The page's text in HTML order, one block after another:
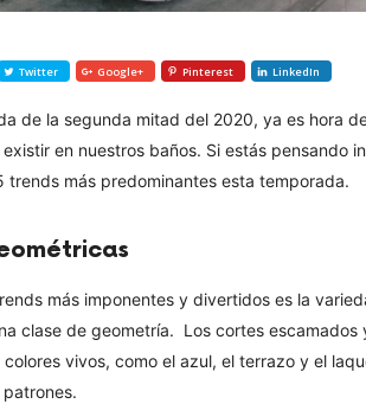
Twitter Google+ Pinterest LinkedIn
de la segunda mitad del 2020, ya es hora
en nuestros baños. Si estás pensando
trends más predominantes esta temporada.
más imponentes y divertidos es la
clase de geometría. Los cortes
colores vivos, como el azul, el terrazo y el